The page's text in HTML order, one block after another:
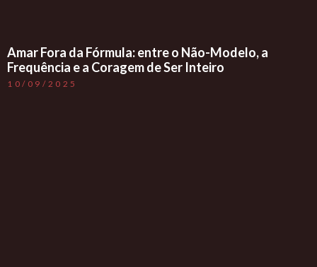
Amar Fora da Fórmula: entre o Não-Modelo, a
Frequência e a Coragem de Ser Inteiro
10/09/2025